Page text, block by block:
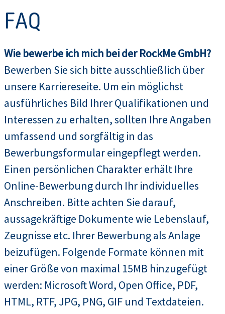
FAQ
Wie bewerbe ich mich bei der RockMe GmbH?
Bewerben Sie sich bitte ausschließlich über
unsere Karriereseite. Um ein möglichst
ausführliches Bild Ihrer Qualifikationen und
Interessen zu erhalten, sollten Ihre Angaben
umfassend und sorgfältig in das
Bewerbungsformular eingepflegt werden.
Einen persönlichen Charakter erhält Ihre
Online-Bewerbung durch Ihr individuelles
Anschreiben. Bitte achten Sie darauf,
aussagekräftige Dokumente wie Lebenslauf,
Zeugnisse etc. Ihrer Bewerbung als Anlage
beizufügen. Folgende Formate können mit
einer Größe von maximal 15MB hinzugefügt
werden: Microsoft Word, Open Office, PDF,
HTML, RTF, JPG, PNG, GIF und Textdateien.